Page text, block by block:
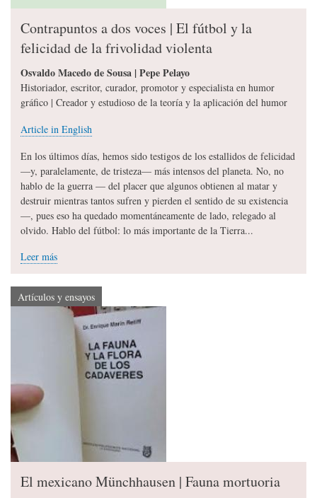
Contrapuntos a dos voces | El fútbol y la
felicidad de la frivolidad violenta
Osvaldo Macedo de Sousa | Pepe Pelayo
Historiador, escritor, curador, promotor y especialista en humor
gráfico | Creador y estudioso de la teoría y la aplicación del humor
Article in English
En los últimos días, hemos sido testigos de los estallidos de felicidad
—y, paralelamente, de tristeza— más intensos del planeta. No, no
hablo de la guerra — del placer que algunos obtienen al matar y
destruir mientras tantos sufren y pierden el sentido de su existencia
—, pues eso ha quedado momentáneamente de lado, relegado al
olvido. Hablo del fútbol: lo más importante de la Tierra...
Leer más
Artículos y ensayos
El mexicano Münchhausen | Fauna mortuoria